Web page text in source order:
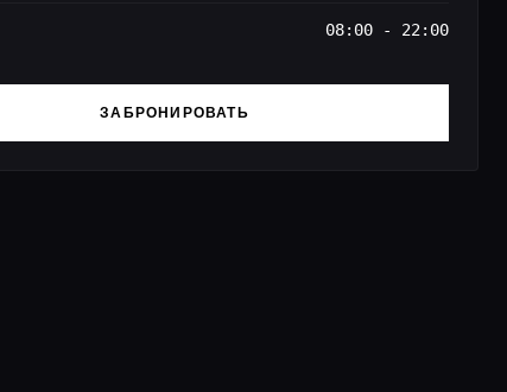
08:00 - 22:00
ЗАБРОНИРОВАТЬ